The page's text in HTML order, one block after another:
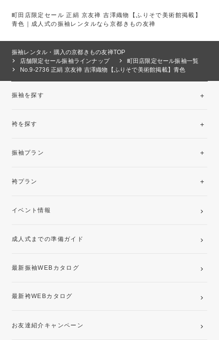
町田店限定セール 正絹 京友禅 吉澤織物【ふりそで美術館掲載】
青色｜成人式の振袖レンタルなら京都きもの友禅
振袖レンタル・購入の京都きもの友禅TOP
店舗限定セール振袖ラインナップ
町田店限定セール振袖一覧
No.9-2736 正絹 京友禅 吉澤織物【ふりそで美術館掲載】青色
振袖を探す
袴を探す
振袖プラン
レンタルプラン
袴プラン
卒業袴レンタルプラン
イベント情報
成人式までの準備ガイド
最新振袖WEBカタログ
最新袴WEBカタログ
お友達紹介キャンペーン